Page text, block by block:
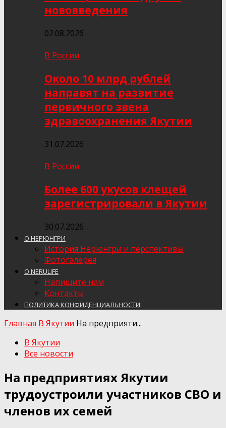
нововведения
02.08.2026
В России
Около 10 млрд рублей
направят на развитие
первичного звена
здравоохранения Якутии
31.07.2026
В России
Более 600 укусов клещей
зарегистрировали в Якутии
30.07.2026
О НЕРЮНГРИ
История Нерюнгри и перспективы
Фотогалерея
О NERULIFE
Напишите нам
Контакты
ПОЛИТИКА КОНФИДЕНЦИАЛЬНОСТИ
Главная В Якутии На предприяти...
В Якутии
Все новости
На предприятиях Якутии
трудоустроили участников СВО и
членов их семей